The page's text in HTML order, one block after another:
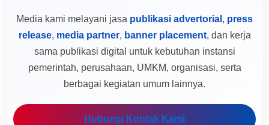
Media kami melayani jasa publikasi advertorial , press
release, media partner, banner placement, dan kerja
sama publikasi digital untuk kebutuhan instansi
pemerintah, perusahaan, UMKM, organisasi, serta
berbagai kegiatan umum lainnya.
Hubungi Kontak Kami